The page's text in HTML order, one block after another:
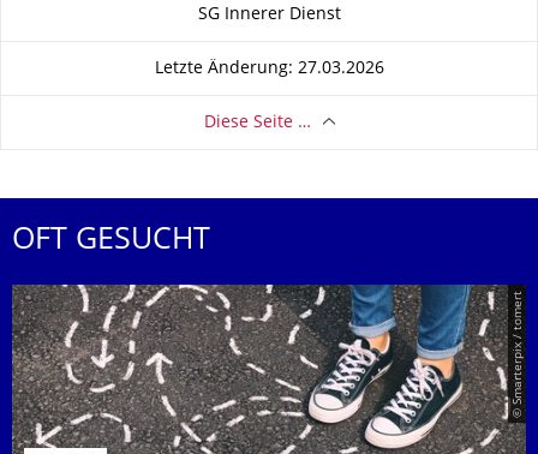
SG Innerer Dienst
Letzte Änderung: 27.03.2026
Diese Seite …
OFT GESUCHT
© Smarterpix / tomert